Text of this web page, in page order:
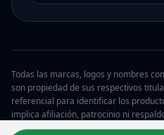
Todas las marcas, logos y nombres
son propiedad de sus respectivos
referencial para identificar los
implica afiliación, patrocinio ni